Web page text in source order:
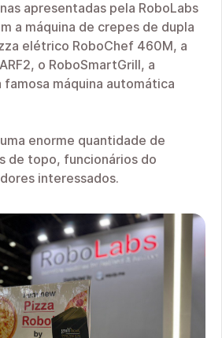
apresentadas pela RoboLabs
a máquina de crepes de dupla
elétrico RoboChef 460M, a
o RoboSmartGrill, a
famosa máquina automática
enorme quantidade de
de topo, funcionários do
interessados.